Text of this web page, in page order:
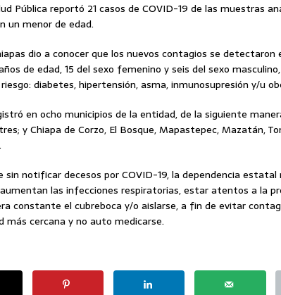
Pública reportó 21 casos de COVID-19 de las muestras
un menor de edad.
dio a conocer que los nuevos contagios se detectaron
de edad, 15 del sexo femenino y seis del sexo
diabetes, hipertensión, asma, inmunosupresión y/u
en ocho municipios de la entidad, de la siguiente
y Chiapa de Corzo, El Bosque, Mapastepec, Mazatán,
sin notificar decesos por COVID-19, la dependencia estatal
las infecciones respiratorias, estar atentos a la
constante el cubreboca y/o aislarse, a fin de evitar
más cercana y no auto medicarse.